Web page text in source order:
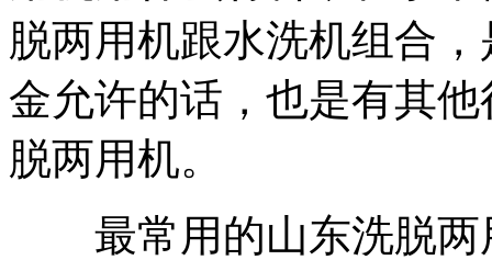
脱两用机跟水洗机组合
金允许的话，也是有其
脱两用机。
最常用的山东洗脱两